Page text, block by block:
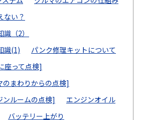
ない？
（2）
識(1)
パンク修理キットについて
座って点検]
まわりからの点検]
ルームの点検]
エンジンオイル
バッテリー上がり